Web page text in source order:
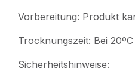
Vorbereitung: Produkt
Trocknungszeit: Bei
Sicherheitshinweise: